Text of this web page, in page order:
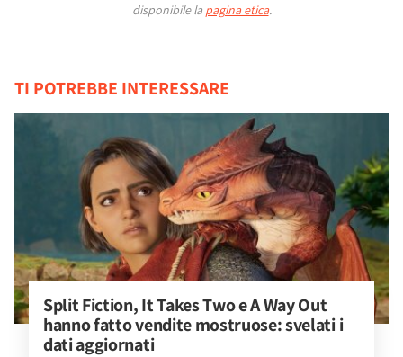
disponibile la pagina etica.
TI POTREBBE INTERESSARE
Split Fiction, It Takes Two e A Way Out
hanno fatto vendite mostruose: svelati i
dati aggiornati